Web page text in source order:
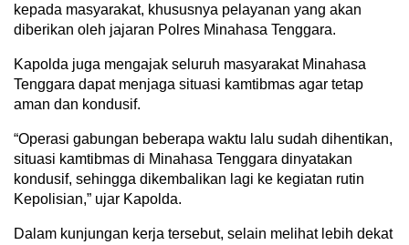
kepada masyarakat, khususnya pelayanan yang akan
diberikan oleh jajaran Polres Minahasa Tenggara.
Kapolda juga mengajak seluruh masyarakat Minahasa
Tenggara dapat menjaga situasi kamtibmas agar tetap
aman dan kondusif.
“Operasi gabungan beberapa waktu lalu sudah dihentikan,
situasi kamtibmas di Minahasa Tenggara dinyatakan
kondusif, sehingga dikembalikan lagi ke kegiatan rutin
Kepolisian,” ujar Kapolda.
Dalam kunjungan kerja tersebut, selain melihat lebih dekat